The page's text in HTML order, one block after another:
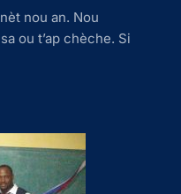
nou an. Nou
ou t’ap chèche. Si